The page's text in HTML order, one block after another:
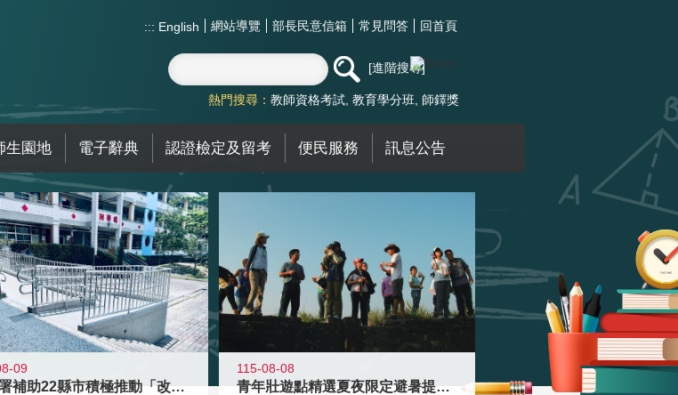
::: English 網站導覽 部長民意信箱 常見問答 回首頁
進階搜尋
熱門搜尋： 教師資格考試 教育學分班 師鐸獎
生園地 電子辭典 認證檢定及留考 便民服務 訊息公告
09
國教署補助22縣市積極推動「改善無
115-08-08
青年壯遊點精選夏夜限定避暑提案 漫